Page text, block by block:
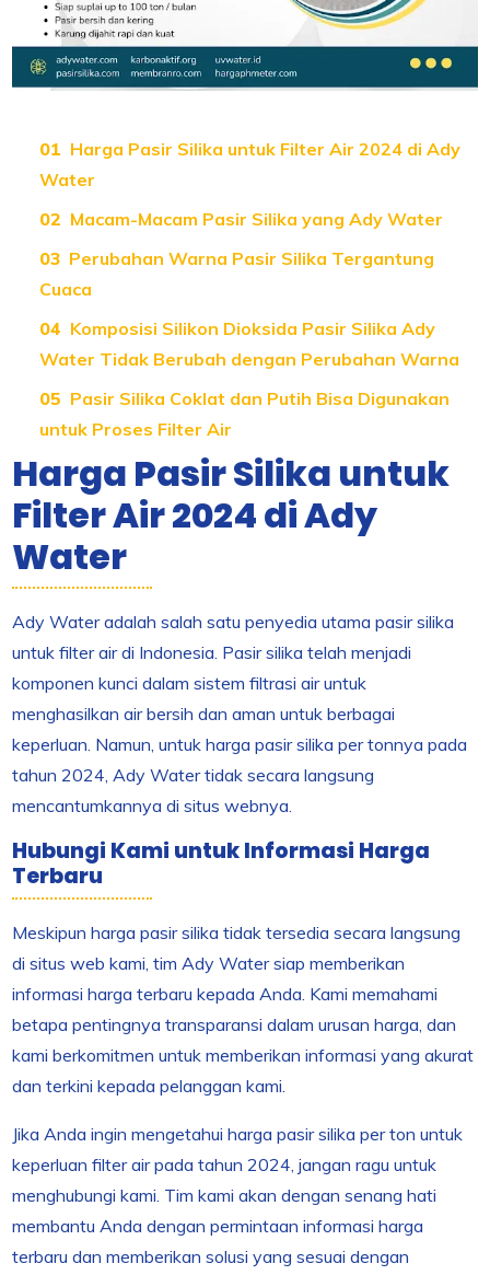
Harga Pasir Silika untuk Filter Air 2024 di Ady
Water
Macam-Macam Pasir Silika yang Ady Water
Perubahan Warna Pasir Silika Tergantung
Cuaca
Komposisi Silikon Dioksida Pasir Silika Ady
Water Tidak Berubah dengan Perubahan Warna
Pasir Silika Coklat dan Putih Bisa Digunakan
untuk Proses Filter Air
Harga Pasir Silika untuk
Filter Air 2024 di Ady
Water
Ady Water adalah salah satu penyedia utama pasir silika
untuk filter air di Indonesia. Pasir silika telah menjadi
komponen kunci dalam sistem filtrasi air untuk
menghasilkan air bersih dan aman untuk berbagai
keperluan. Namun, untuk harga pasir silika per tonnya pada
tahun 2024, Ady Water tidak secara langsung
mencantumkannya di situs webnya.
Hubungi Kami untuk Informasi Harga
Terbaru
Meskipun harga pasir silika tidak tersedia secara langsung
di situs web kami, tim Ady Water siap memberikan
informasi harga terbaru kepada Anda. Kami memahami
betapa pentingnya transparansi dalam urusan harga, dan
kami berkomitmen untuk memberikan informasi yang akurat
dan terkini kepada pelanggan kami.
Jika Anda ingin mengetahui harga pasir silika per ton untuk
keperluan filter air pada tahun 2024, jangan ragu untuk
menghubungi kami. Tim kami akan dengan senang hati
membantu Anda dengan permintaan informasi harga
terbaru dan memberikan solusi yang sesuai dengan